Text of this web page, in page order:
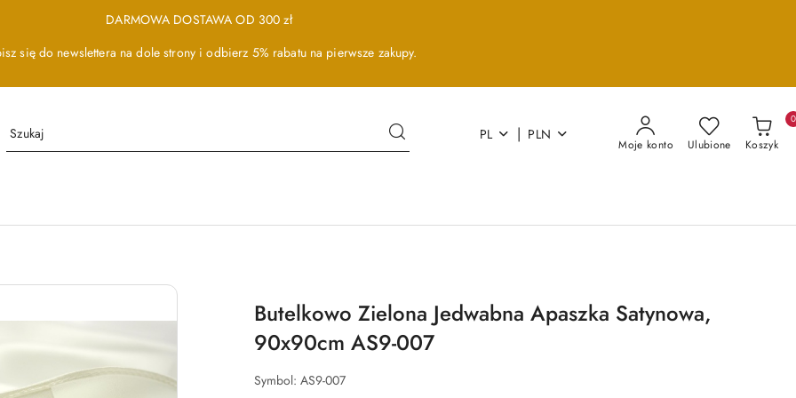
DARMOWA DOSTAWA OD 300 zł
się do newslettera na dole strony i odbierz 5% rabatu na pierwsze zakupy.
PL | PLN
Moje konto Ulubione Koszyk
0
Butelkowo Zielona Jedwabna Apaszka Satynowa,
90x90cm AS9-007
Symbol: AS9-007